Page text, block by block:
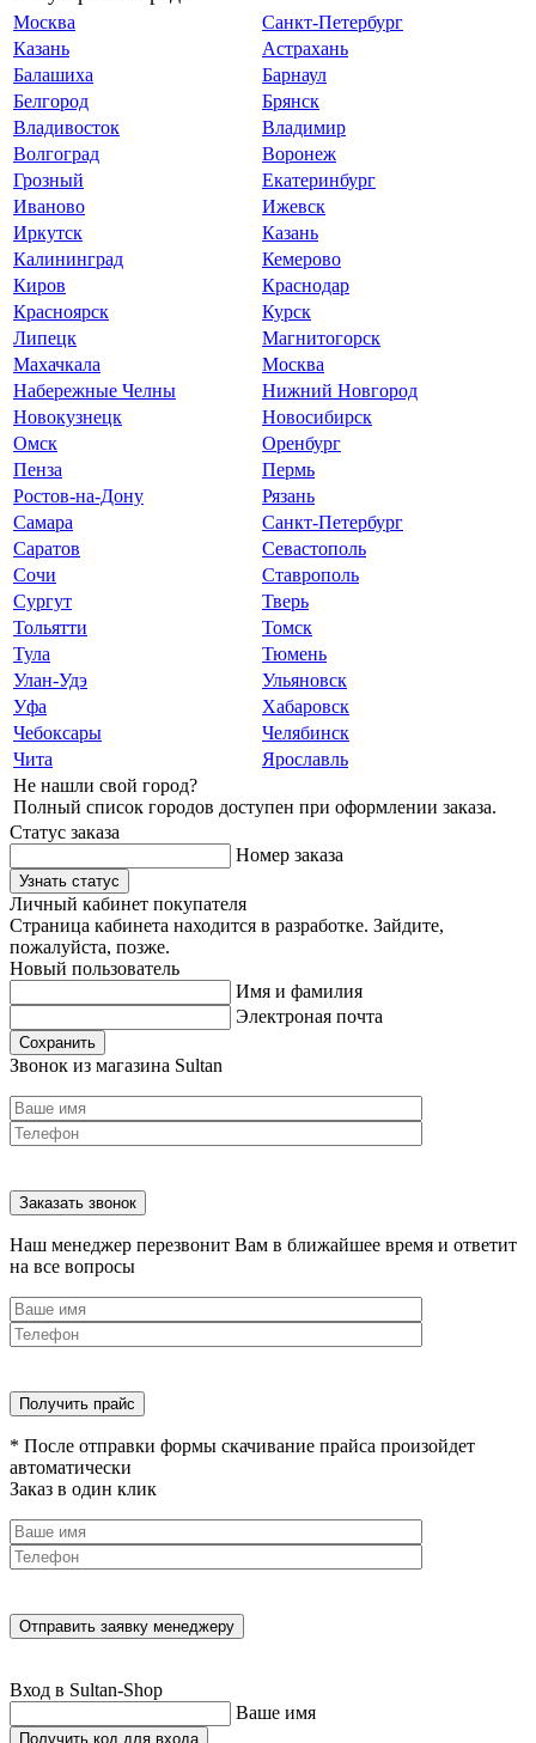
Москва
Санкт-Петербург
Казань
Астрахань
Балашиха
Барнаул
Белгород
Брянск
Владивосток
Владимир
Волгоград
Воронеж
Грозный
Екатеринбург
Иваново
Ижевск
Иркутск
Казань
Калининград
Кемерово
Киров
Краснодар
Красноярск
Курск
Липецк
Магнитогорск
Махачкала
Москва
Набережные Челны
Нижний Новгород
Новокузнецк
Новосибирск
Омск
Оренбург
Пенза
Пермь
Ростов-на-Дону
Рязань
Самара
Санкт-Петербург
Саратов
Севастополь
Сочи
Ставрополь
Сургут
Тверь
Тольятти
Томск
Тула
Тюмень
Улан-Удэ
Ульяновск
Уфа
Хабаровск
Чебоксары
Челябинск
Чита
Ярославль
Не нашли свой город?
Полный список городов доступен при оформлении заказа.
Статус заказа
Номер заказа
Узнать статус
Личный кабинет покупателя
Страница кабинета находится в разработке. Зайдите,
пожалуйста, позже.
Новый пользователь
Имя и фамилия
Электроная почта
Сохранить
Звонок из магазина Sultan
Наш менеджер перезвонит Вам в ближайшее время и ответит
на все вопросы
* После отправки формы скачивание прайса произойдет
автоматически
Заказ в один клик
Вход в Sultan-Shop
Ваше имя
Получить код для входа